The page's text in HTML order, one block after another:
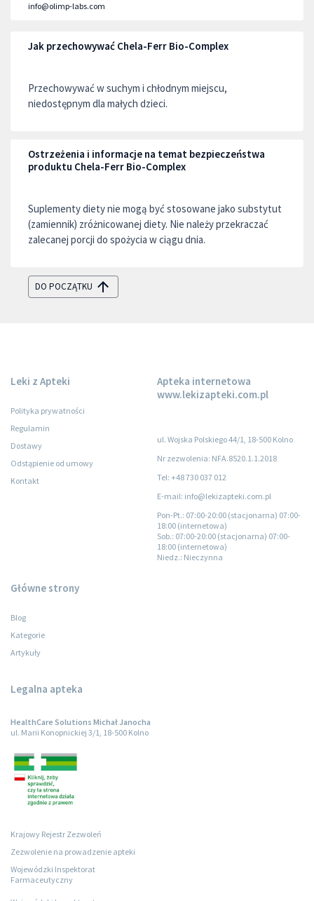
info@olimp-labs.com
Jak przechowywać Chela-Ferr Bio-Complex
Przechowywać w suchym i chłodnym miejscu,
niedostępnym dla małych dzieci.
Ostrzeżenia i informacje na temat bezpieczeństwa
produktu Chela-Ferr Bio-Complex
Suplementy diety nie mogą być stosowane jako substytut
(zamiennik) zróżnicowanej diety. Nie należy przekraczać
zalecanej porcji do spożycia w ciągu dnia.
DO POCZĄTKU
Leki z Apteki
Polityka prywatności
Regulamin
Dostawy
Odstąpienie od umowy
Kontakt
Apteka internetowa
www.lekizapteki.com.pl
ul. Wojska Polskiego 44/1, 18-500 Kolno
Nr zezwolenia: NFA.8520.1.1.2018
Tel: +48 730 037 012
E-mail: info@lekizapteki.com.pl
Pon-Pt.: 07:00-20:00 (stacjonarna) 07:00-
18:00 (internetowa)
Sob.: 07:00-20:00 (stacjonarna) 07:00-
18:00 (internetowa)
Niedz.: Nieczynna
Główne strony
Blog
Kategorie
Artykuły
Legalna apteka
HealthCare Solutions Michał Janocha
ul. Marii Konopnickiej 3/1, 18-500 Kolno
Krajowy Rejestr Zezwoleń
Zezwolenie na prowadzenie apteki
Wojewódzki Inspektorat
Farmaceutyczny